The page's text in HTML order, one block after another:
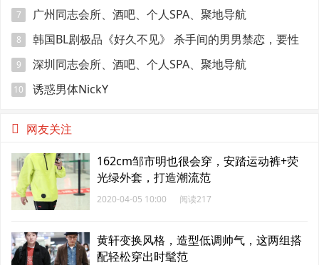
7 广州同志会所、酒吧、个人SPA、聚地导航
8
韩国BL剧极品《好久不见》 杀手间的男男禁恋，要性
命还是爱情？
9 深圳同志会所、酒吧、个人SPA、聚地导航
10 诱惑男体NickY
网友关注
162cm邹市明也很会穿，安踏运动裤+荧
光绿外套，打造潮流范
2020-04-05 10:00 阅读217
黄轩变换风格，造型低调帅气，这两组搭
配轻松穿出时髦范